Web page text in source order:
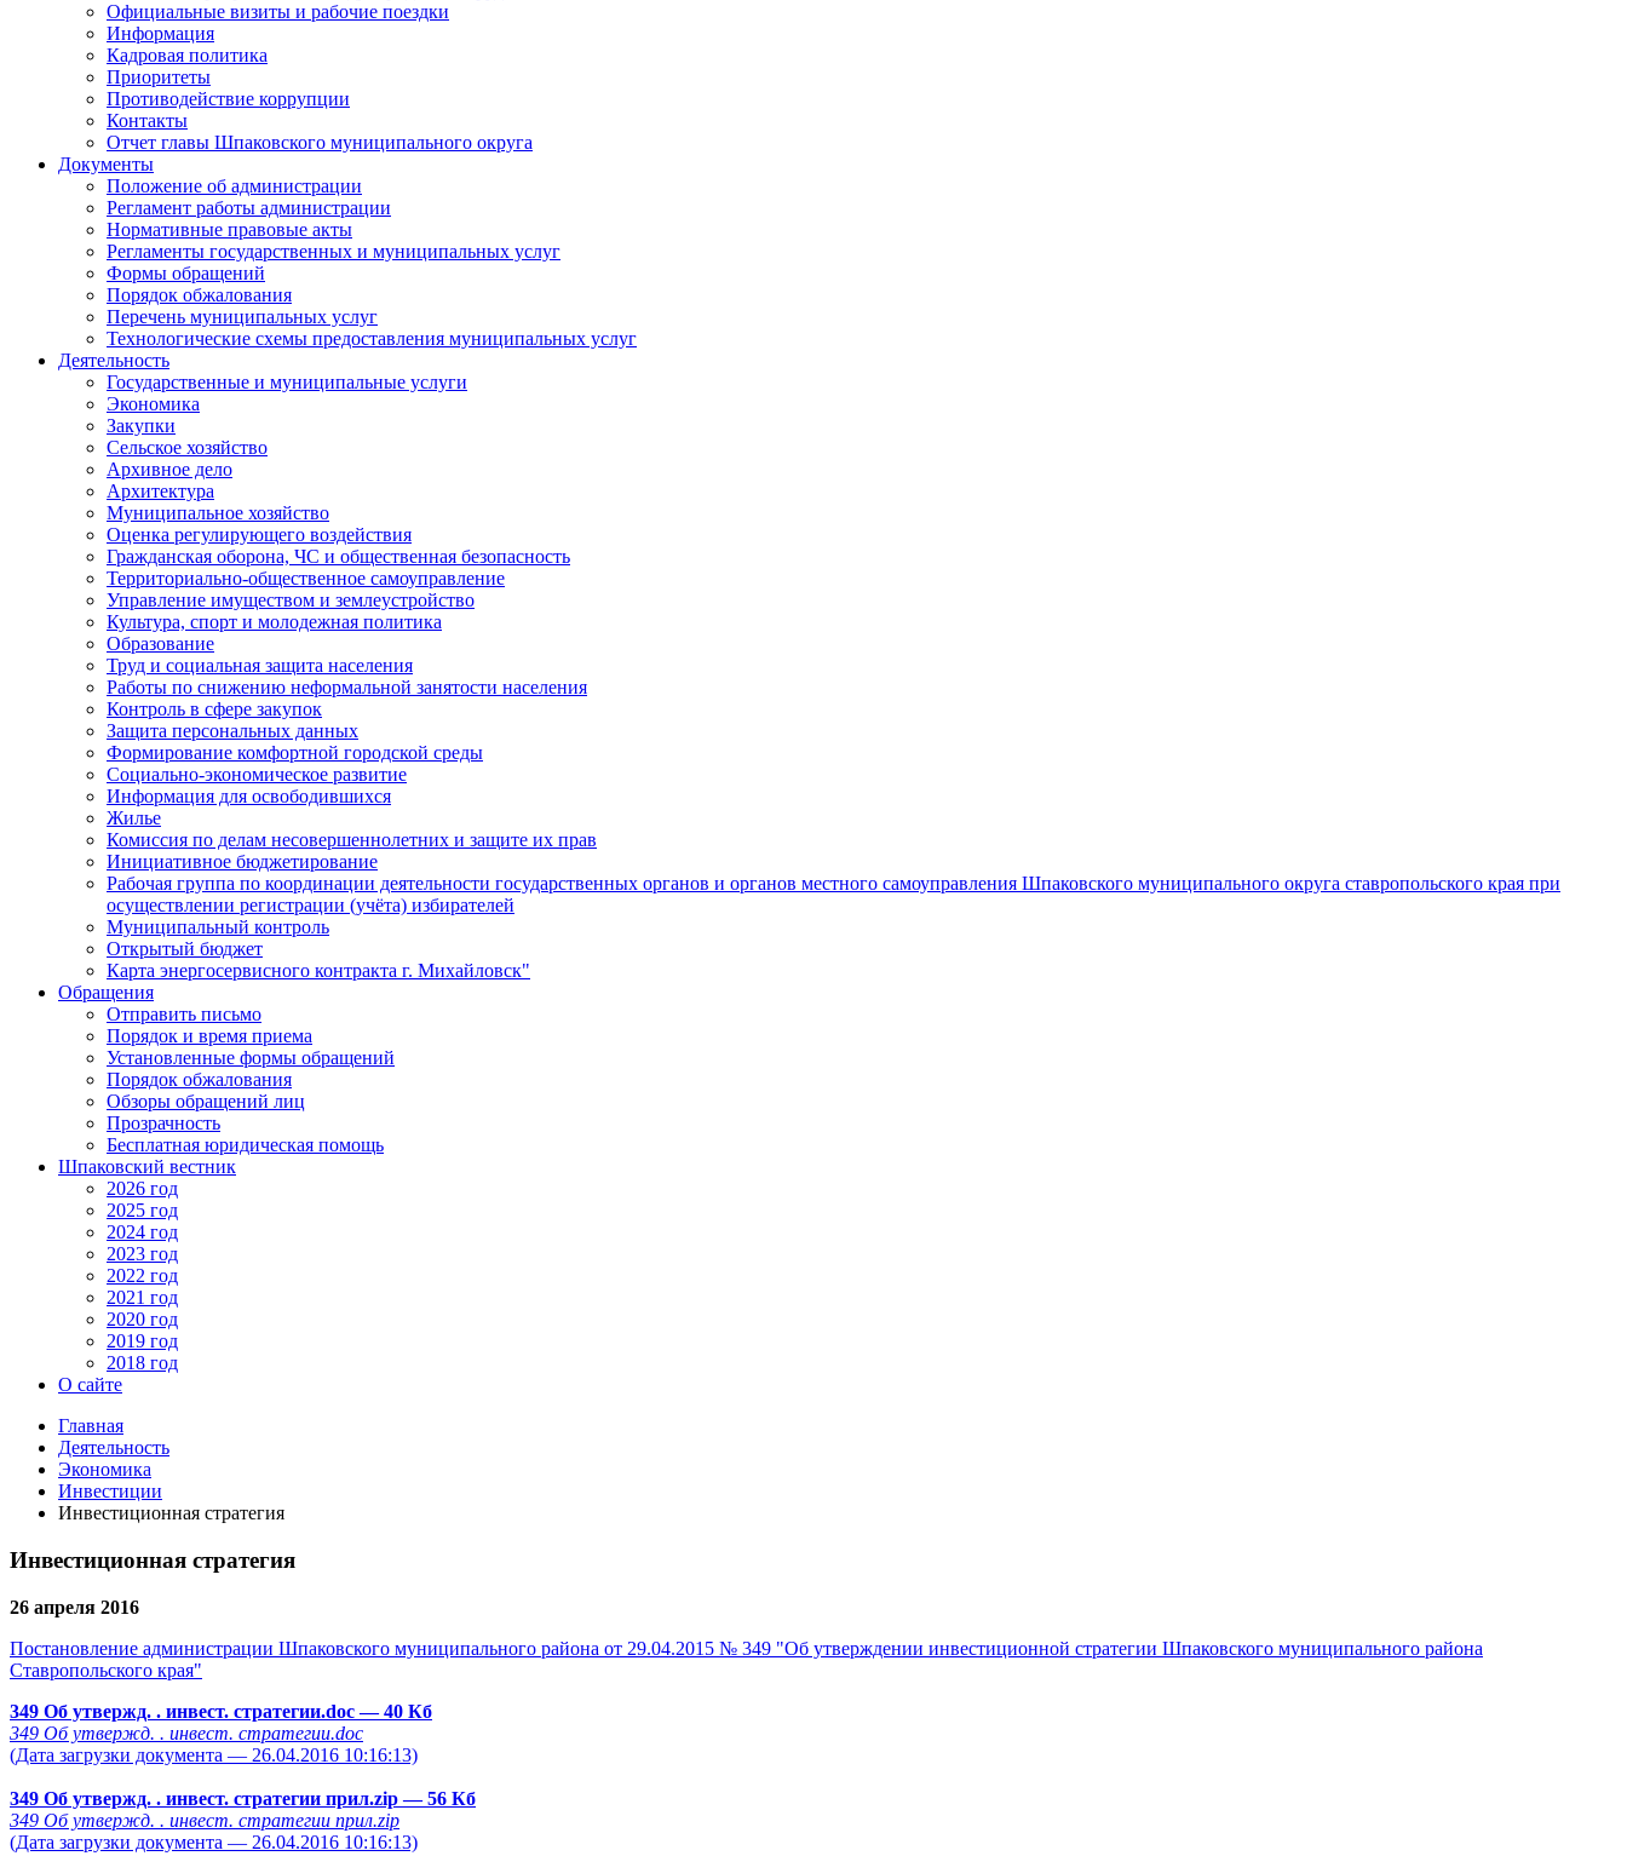
Официальные визиты и рабочие поездки
Информация
Кадровая политика
Приоритеты
Противодействие коррупции
Контакты
Отчет главы Шпаковского муниципального округа
Документы
Положение об администрации
Регламент работы администрации
Нормативные правовые акты
Регламенты государственных и муниципальных услуг
Формы обращений
Порядок обжалования
Перечень муниципальных услуг
Технологические схемы предоставления муниципальных услуг
Деятельность
Государственные и муниципальные услуги
Экономика
Закупки
Сельское хозяйство
Архивное дело
Архитектура
Муниципальное хозяйство
Оценка регулирующего воздействия
Гражданская оборона, ЧС и общественная безопасность
Территориально-общественное самоуправление
Управление имуществом и землеустройство
Культура, спорт и молодежная политика
Образование
Труд и социальная защита населения
Работы по снижению неформальной занятости населения
Контроль в сфере закупок
Защита персональных данных
Формирование комфортной городской среды
Социально-экономическое развитие
Информация для освободившихся
Жилье
Комиссия по делам несовершеннолетних и защите их прав
Инициативное бюджетирование
Рабочая группа по координации деятельности государственных органов и органов местного самоуправления Шпаковского муниципального округа ставропольского края при
осуществлении регистрации (учёта) избирателей
Муниципальный контроль
Открытый бюджет
Карта энергосервисного контракта г. Михайловск"
Обращения
Отправить письмо
Порядок и время приема
Установленные формы обращений
Порядок обжалования
Обзоры обращений лиц
Прозрачность
Бесплатная юридическая помощь
Шпаковский вестник
2026 год
2025 год
2024 год
2023 год
2022 год
2021 год
2020 год
2019 год
2018 год
О сайте
Главная
Деятельность
Экономика
Инвестиции
Инвестиционная стратегия
Инвестиционная стратегия
26 апреля 2016
Постановление администрации Шпаковского муниципального района от 29.04.2015 № 349 "Об утверждении инвестиционной стратегии Шпаковского муниципального района
Ставропольского края"
349 Об утвержд. . инвест. стратегии.doc— 40 Кб
349 Об утвержд. . инвест. стратегии.doc
(Дата загрузки документа — 26.04.2016 10:16:13)
349 Об утвержд. . инвест. стратегии прил.zip— 56 Кб
349 Об утвержд. . инвест. стратегии прил.zip
(Дата загрузки документа — 26.04.2016 10:16:13)